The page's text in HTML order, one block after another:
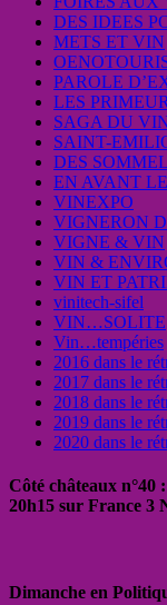
DES IDEES
METS ET VIN
PAROLE
LES
SAGA DU
SAINT-
DES
EN AVANT
VINEXPO
VIGNERON
VIGNE & VIN
VIN &
VIN ET
vinitech-sifel
VIN…SOLITE
Vin…tempéries
2016 dans le
2017 dans le
2018 dans le
2019 dans le
2020 dans le
Côté châteaux n°40
20h15 sur France 3
Dimanche en